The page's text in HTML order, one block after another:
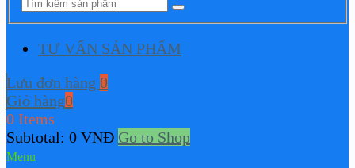
TƯ VẤN SẢN PHẨM
Lưu đơn hàng 0
Giỏ hàng0
0 Items
Subtotal: 0 VNĐ Go to Shop
Menu